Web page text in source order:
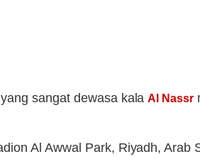
sangat dewasa kalaAl Nassr
Al Awwal Park, Riyadh,